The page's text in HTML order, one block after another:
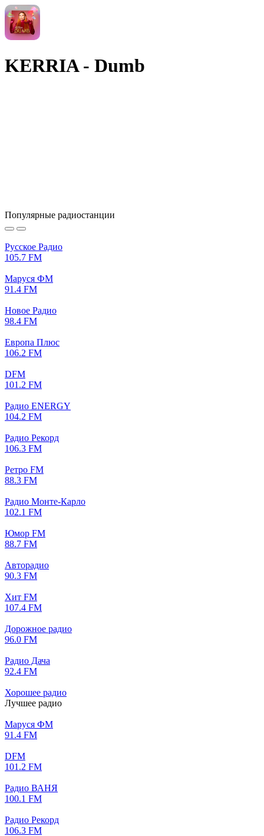
KERRIA - Dumb
Популярные радиостанции
Русское Радио
105.7 FM
Маруся ФМ
91.4 FM
Новое Радио
98.4 FM
Европа Плюс
106.2 FM
DFM
101.2 FM
Радио ENERGY
104.2 FM
Радио Рекорд
106.3 FM
Ретро FM
88.3 FM
Радио Монте-Карло
102.1 FM
Юмор FM
88.7 FM
Авторадио
90.3 FM
Хит FM
107.4 FM
Дорожное радио
96.0 FM
Радио Дача
92.4 FM
Хорошее радио
Лучшее радио
Маруся ФМ
91.4 FM
DFM
101.2 FM
Радио ВАНЯ
100.1 FM
Радио Рекорд
106.3 FM